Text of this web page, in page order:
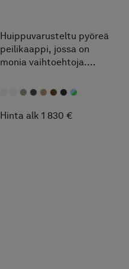
Huippuvarusteltu pyöreä
peilikaappi, jossa on
monia vaihtoehtoja.
ala- ja sisäpuolella, jota
kosketuspaneelilla.
Hinta alk 1 830 €